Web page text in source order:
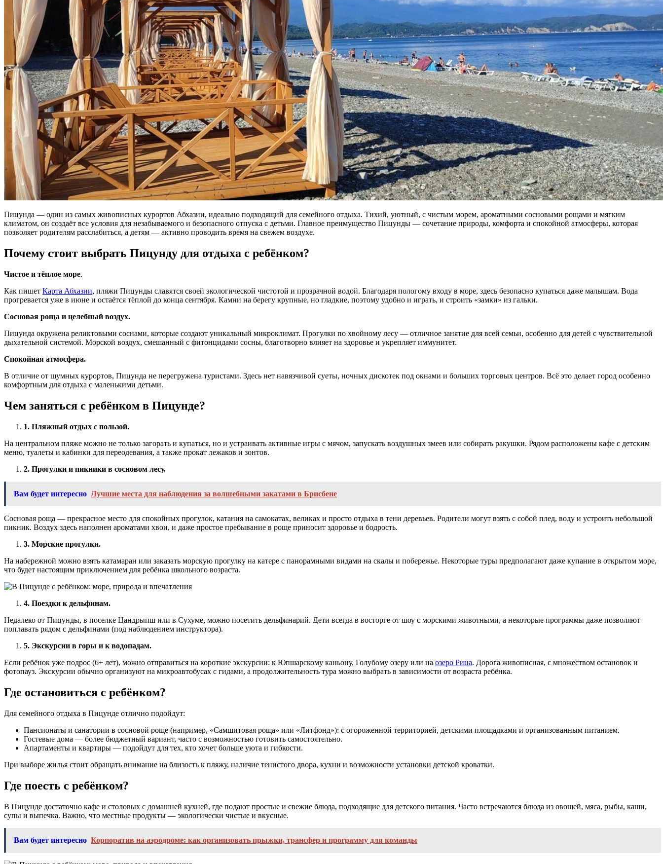
Пицунда — один из самых живописных курортов Абхазии, идеально подходящий для семейного отдыха. Тихий, уютный, с чистым морем, ароматными сосновыми рощами и мягким
климатом, он создаёт все условия для незабываемого и безопасного отпуска с детьми. Главное преимущество Пицунды — сочетание природы, комфорта и спокойной атмосферы, которая
позволяет родителям расслабиться, а детям — активно проводить время на свежем воздухе.
Почему стоит выбрать Пицунду для отдыха с ребёнком?
Чистое и тёплое море.
Как пишет Карта Абхазии, пляжи Пицунды славятся своей экологической чистотой и прозрачной водой. Благодаря пологому входу в море, здесь безопасно купаться даже малышам. Вода
прогревается уже в июне и остаётся тёплой до конца сентября. Камни на берегу крупные, но гладкие, поэтому удобно и играть, и строить «замки» из гальки.
Сосновая роща и целебный воздух.
Пицунда окружена реликтовыми соснами, которые создают уникальный микроклимат. Прогулки по хвойному лесу — отличное занятие для всей семьи, особенно для детей с чувствительной
дыхательной системой. Морской воздух, смешанный с фитонцидами сосны, благотворно влияет на здоровье и укрепляет иммунитет.
Спокойная атмосфера.
В отличие от шумных курортов, Пицунда не перегружена туристами. Здесь нет навязчивой суеты, ночных дискотек под окнами и больших торговых центров. Всё это делает город особенно
комфортным для отдыха с маленькими детьми.
Чем заняться с ребёнком в Пицунде?
1. Пляжный отдых с пользой.
На центральном пляже можно не только загорать и купаться, но и устраивать активные игры с мячом, запускать воздушных змеев или собирать ракушки. Рядом расположены кафе с детским
меню, туалеты и кабинки для переодевания, а также прокат лежаков и зонтов.
2. Прогулки и пикники в сосновом лесу.
Вам будет интересно Лучшие места для наблюдения за волшебными закатами в Брисбене
Сосновая роща — прекрасное место для спокойных прогулок, катания на самокатах, великах и просто отдыха в тени деревьев. Родители могут взять с собой плед, воду и устроить небольшой
пикник. Воздух здесь наполнен ароматами хвои, и даже простое пребывание в роще приносит здоровье и бодрость.
3. Морские прогулки.
На набережной можно взять катамаран или заказать морскую прогулку на катере с панорамными видами на скалы и побережье. Некоторые туры предполагают даже купание в открытом море,
что будет настоящим приключением для ребёнка школьного возраста.
4. Поездки к дельфинам.
Недалеко от Пицунды, в поселке Цандрыпш или в Сухуме, можно посетить дельфинарий. Дети всегда в восторге от шоу с морскими животными, а некоторые программы даже позволяют
поплавать рядом с дельфинами (под наблюдением инструктора).
5. Экскурсии в горы и к водопадам.
Если ребёнок уже подрос (6+ лет), можно отправиться на короткие экскурсии: к Юпшарскому каньону, Голубому озеру или на озеро Рица. Дорога живописная, с множеством остановок и
фотопауз. Экскурсии обычно организуют на микроавтобусах с гидами, а продолжительность тура можно выбрать в зависимости от возраста ребёнка.
Где остановиться с ребёнком?
Для семейного отдыха в Пицунде отлично подойдут:
Пансионаты и санатории в сосновой роще (например, «Самшитовая роща» или «Литфонд»): с огороженной территорией, детскими площадками и организованным питанием.
Гостевые дома — более бюджетный вариант, часто с возможностью готовить самостоятельно.
Апартаменты и квартиры — подойдут для тех, кто хочет больше уюта и гибкости.
При выборе жилья стоит обращать внимание на близость к пляжу, наличие тенистого двора, кухни и возможности установки детской кроватки.
Где поесть с ребёнком?
В Пицунде достаточно кафе и столовых с домашней кухней, где подают простые и свежие блюда, подходящие для детского питания. Часто встречаются блюда из овощей, мяса, рыбы, каши,
супы и выпечка. Важно, что местные продукты — экологически чистые и вкусные.
Вам будет интересно Корпоратив на аэродроме: как организовать прыжки, трансфер и программу для команды